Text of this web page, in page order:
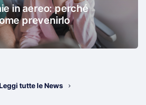
in aereo: perché
prevenirlo
tutte le News